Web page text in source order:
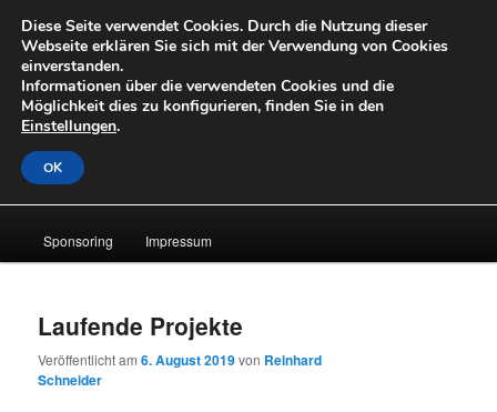
primären
Inhalt
springenOpenLabs
Hauptmenü
Sponsoring Impressum
Laufende Projekte
Veröffentlicht am6. August 2019von Reinhard
Schneider
Diese Seite verwendet Cookies. Durch die Nutzung dieser
Webseite erklären Sie sich mit der Verwendung von Cookies
einverstanden.
Informationen über die verwendeten Cookies und die
Möglichkeit dies zu konfigurieren, finden Sie in den
Einstellungen.
OK